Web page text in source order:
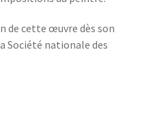
de cette œuvre dès son
Société nationale des